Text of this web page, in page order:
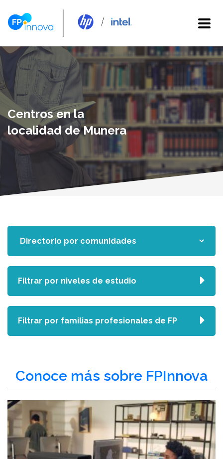
Centros en la
localidad de Munera
Conoce más sobre FPInnova
Filtrar por niveles de estudio
Filtrar por familias profesionales de FP